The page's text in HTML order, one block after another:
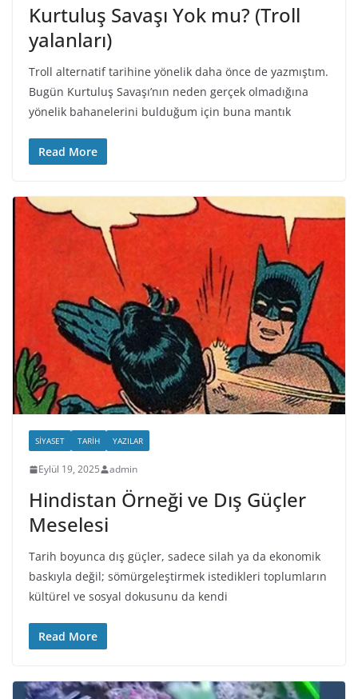
Kurtuluş Savaşı Yok mu? (Troll
yalanları)
Troll alternatif tarihine yönelik daha önce de yazmıştım.
Bugün Kurtuluş Savaşı’nın neden gerçek olmadığına
yönelik bahanelerini bulduğum için buna mantık
Read More
SIYASET TARIH YAZILAR
Eylül 19, 2025 admin
Hindistan Örneği ve Dış Güçler
Meselesi
Tarih boyunca dış güçler, sadece silah ya da ekonomik
baskıyla değil; sömürgeleştirmek istedikleri toplumların
kültürel ve sosyal dokusunu da kendi
Read More